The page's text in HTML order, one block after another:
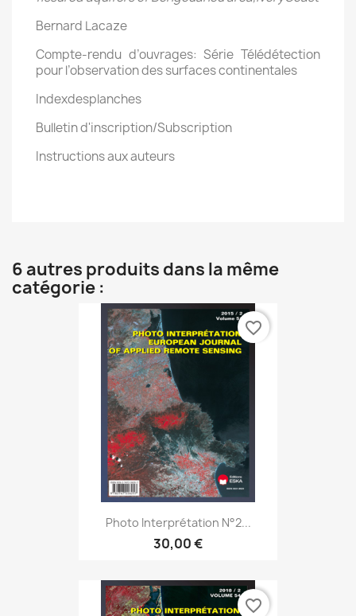
Bernard Lacaze
Compte-rendu d’ouvrages: Série Télédétection
pour l’observation des surfaces continentales
Indexdesplanches
Bulletin d'inscription/Subscription
Instructions aux auteurs
6 autres produits dans la même
catégorie :
Photo Interprétation N°2...
30,00 €
favorite_border
favorite_border